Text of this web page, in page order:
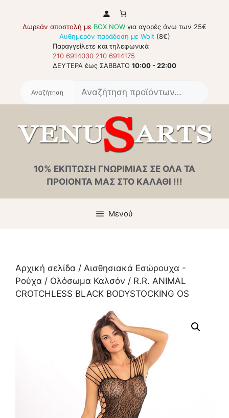
περιεχόμενο
Δωρεάν αποστολή με BOX NOW για αγορές άνω των 25€
Αυθημερόν παράδοση με Wolt (8€)
Παραγγείλετε και τηλεφωνικά
210 6914030 210 6914175
ΔΕΥΤΕΡΑ έως ΣΑΒΒΑΤΟ 10:00 - 22:00
10% ΕΚΠΤΩΣΗ ΓΝΩΡΙΜΙΑΣ ΣΕ ΟΛΑ ΤΑ
ΠΡΟΙΟΝΤΑ ΜΑΣ ΣΤΟ ΚΑΛΑΘΙ !!!
Μενού
Αρχική σελίδα / Αισθησιακά Εσώρουχα -
Ρούχα / Ολόσωμα Καλσόν / R.R. ANIMAL
CROTCHLESS BLACK BODYSTOCKING OS